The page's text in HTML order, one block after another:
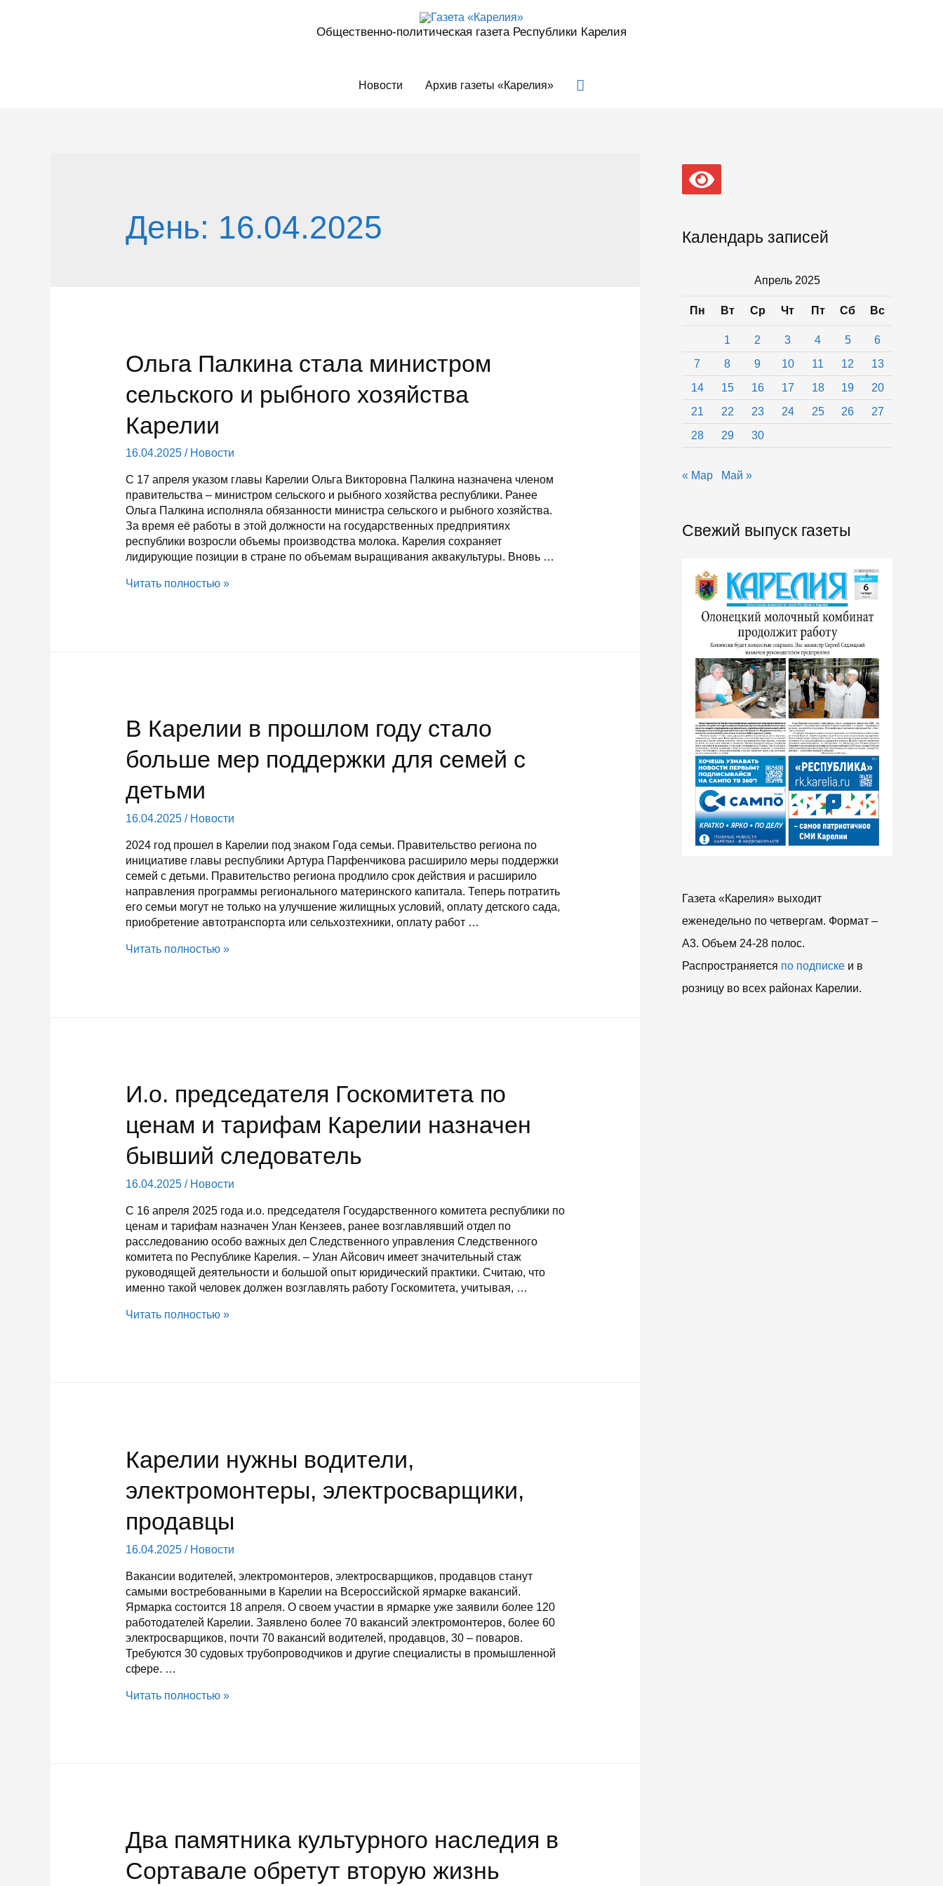
Общественно-политическая газета Республики Карелия
Новости Архив газеты «Карелия» Поиск
День: 16.04.2025
Ольга Палкина стала министром
сельского и рыбного хозяйства
Карелии
16.04.2025/ Новости
С 17 апреля указом главы Карелии Ольга Викторовна Палкина назначена членом
правительства – министром сельского и рыбного хозяйства республики. Ранее
Ольга Палкина исполняла обязанности министра сельского и рыбного хозяйства.
За время её работы в этой должности на государственных предприятиях
республики возросли объемы производства молока. Карелия сохраняет
лидирующие позиции в стране по объемам выращивания аквакультуры. Вновь …
Ольга
Читать полностью »
В Карелии в прошлом году стало
больше мер поддержки для семей с
детьми
16.04.2025/ Новости
2024 год прошел в Карелии под знаком Года семьи. Правительство региона по
инициативе главы республики Артура Парфенчикова расширило меры поддержки
семей с детьми. Правительство региона продлило срок действия и расширило
направления программы регионального материнского капитала. Теперь потратить
его семьи могут не только на улучшение жилищных условий, оплату детского сада,
приобретение автотранспорта или сельхозтехники, оплату работ …
В
для
семей
с
детьми
Читать полностью »
И.о. председателя Госкомитета по
ценам и тарифам Карелии назначен
бывший следователь
16.04.2025/ Новости
С 16 апреля 2025 года и.о. председателя Государственного комитета республики по
ценам и тарифам назначен Улан Кензеев, ранее возглавлявший отдел по
расследованию особо важных дел Следственного управления Следственного
комитета по Республике Карелия. – Улан Айсович имеет значительный стаж
руководящей деятельности и большой опыт юридический практики. Считаю, что
именно такой человек должен возглавлять работу Госкомитета, учитывая, …
И.о.
бывший
следователь
Читать полностью »
Карелии нужны водители,
электромонтеры, электросварщики,
продавцы
16.04.2025/ Новости
Вакансии водителей, электромонтеров, электросварщиков, продавцов станут
самыми востребованными в Карелии на Всероссийской ярмарке вакансий.
Ярмарка состоится 18 апреля. О своем участии в ярмарке уже заявили более 120
работодателей Карелии. Заявлено более 70 вакансий электромонтеров, более 60
электросварщиков, почти 70 вакансий водителей, продавцов, 30 – поваров.
Требуются 30 судовых трубопроводчиков и другие специалисты в промышленной
сфере. …
Карелии
Читать полностью »
Два памятника культурного наследия в
Сортавале обретут вторую жизнь
Календарь записей
Апрель 2025
Пн Вт Ср Чт Пт Сб Вс
1 2 3 4 5
6
7
8 9 10 11 12
13
14
15 16 17 18 19
20
21
22 23 24 25 26
27
28
29 30
« Мар Май »
Свежий выпуск газеты
Газета «Карелия» выходит
еженедельно по четвергам. Формат –
A3. Объем 24-28 полос.
Распространяется по подписке и в
розницу во всех районах Карелии.